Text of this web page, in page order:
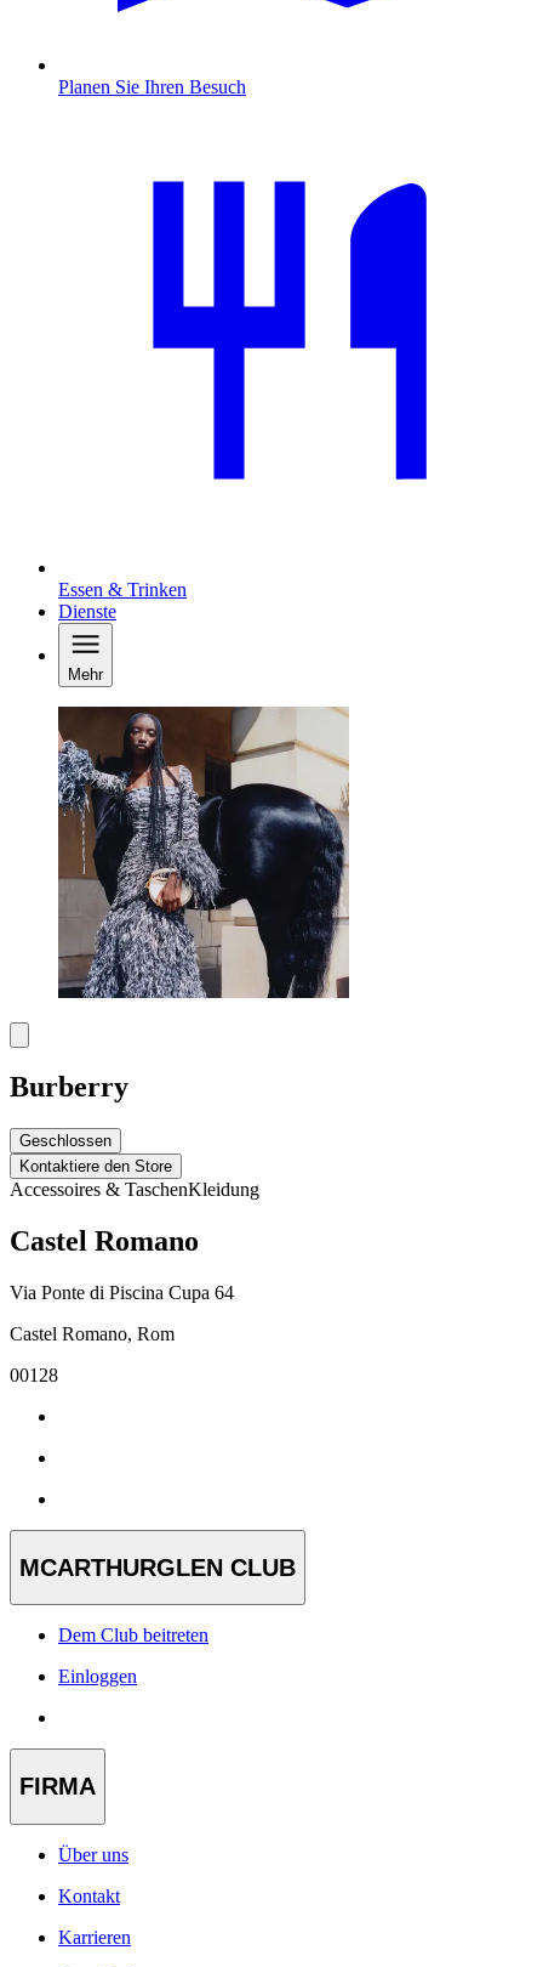
Planen Sie Ihren Besuch
Essen & Trinken
Dienste
Mehr
Burberry
Geschlossen
Kontaktiere den Store
Accessoires & TaschenKleidung
Castel Romano
Via Ponte di Piscina Cupa 64
Castel Romano, Rom
00128
MCARTHURGLEN CLUB
Dem Club beitreten
Einloggen
FIRMA
Über uns
Kontakt
Karrieren